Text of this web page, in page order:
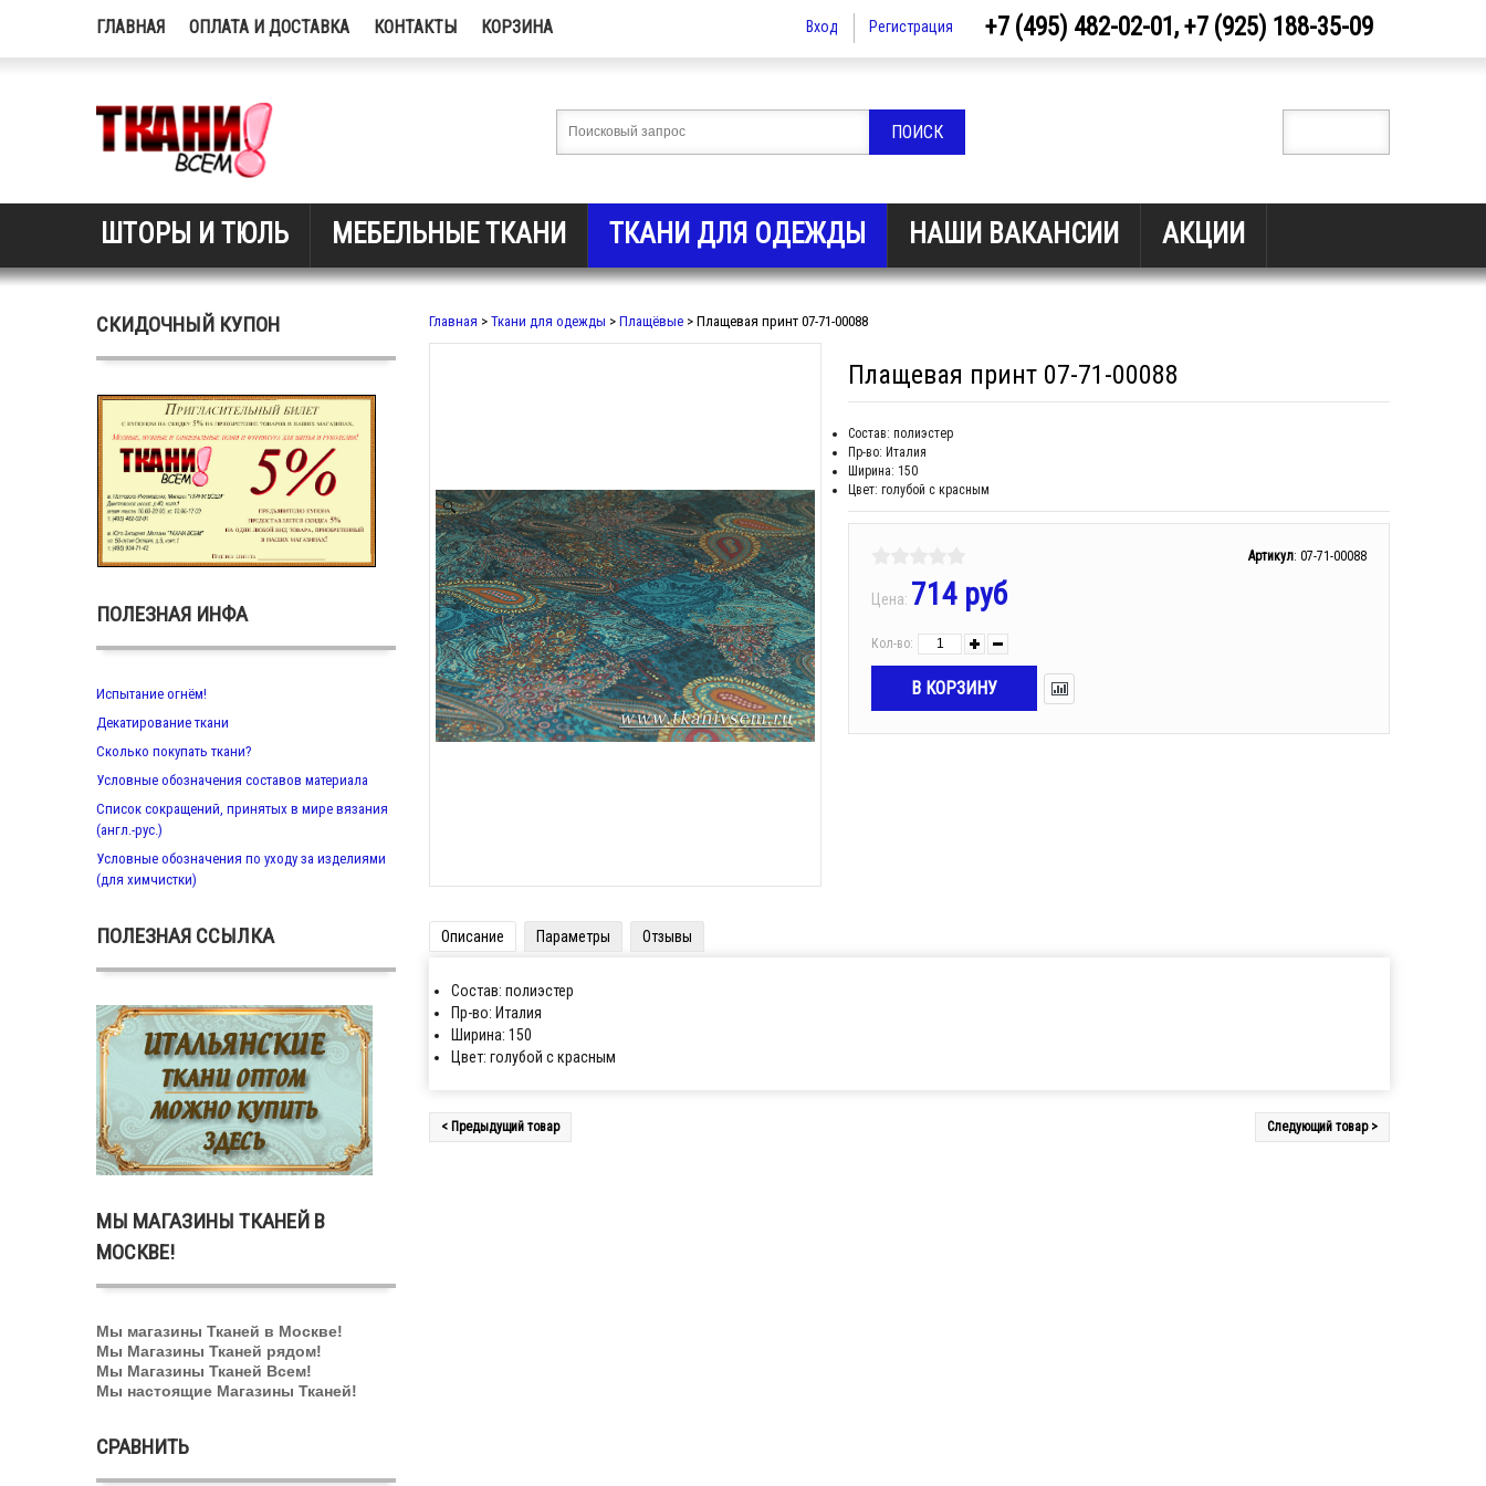
ГЛАВНАЯ ОПЛАТА И ДОСТАВКА КОНТАКТЫ КОРЗИНА +7 (495) 482-02-01, +7 (925) 188-35-09
Вход Регистрация
ШТОРЫ И ТЮЛЬ МЕБЕЛЬНЫЕ ТКАНИ ТКАНИ ДЛЯ ОДЕЖДЫ НАШИ ВАКАНСИИ АКЦИИ
СКИДОЧНЫЙ КУПОН
ПОЛЕЗНАЯ ИНФА
Испытание огнём!
Декатирование ткани
Сколько покупать ткани?
Условные обозначения составов материала
Список сокращений, принятых в мире вязания
(англ.-рус.)
Условные обозначения по уходу за изделиями
(для химчистки)
ПОЛЕЗНАЯ ССЫЛКА
МЫ МАГАЗИНЫ ТКАНЕЙ В
МОСКВЕ!
Мы магазины Тканей в Москве!
Мы Магазины Тканей рядом!
Мы Магазины Тканей Всем!
Мы настоящие Магазины Тканей!
СРАВНИТЬ
Главная > Ткани для одежды > Плащёвые > Плащевая принт 07-71-00088
Плащевая принт 07-71-00088
Состав: полиэстер
Пр-во: Италия
Ширина: 150
Цвет: голубой с красным
Артикул: 07-71-00088
Цена: 714 руб
Кол-во:
Zoom
Описание Параметры Отзывы
Состав: полиэстер
Пр-во: Италия
Ширина: 150
Цвет: голубой с красным
< Предыдущий товар Следующий товар >